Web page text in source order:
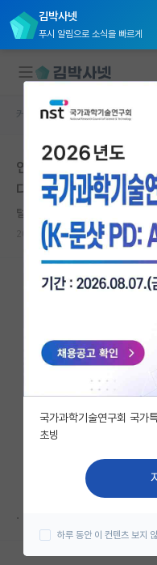
김박사넷
푸시 알림으로 소식을 빠르게
연구실&오픈랩
커뮤니티
커뮤니티 홈
IF 명예의전당
자유 게시판(아무개랩)
미국 유학 게시판
미국 대학원 합격 후기
대학원생 모집 게시판
연구실(PI) 홍보 게시판
커뮤니티 홈 자유 게시판(아
연구실 진학 관련 고민,
다.
털털한 안톤 체호프
2023.10.11 3 2053
.
국가과학기술연구회 국가
초빙
하루 동안 이 컨텐츠 보지 않